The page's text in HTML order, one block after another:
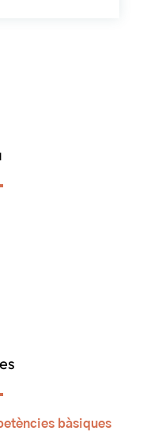
bàsiques